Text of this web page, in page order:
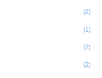
(2)
(1)
(2)
(2)